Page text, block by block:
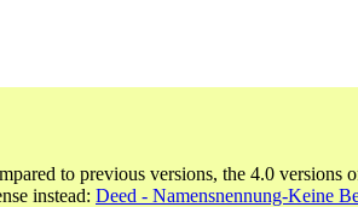
to previous versions, the 4.0 versions
instead: Deed - Namensnennung-Keine